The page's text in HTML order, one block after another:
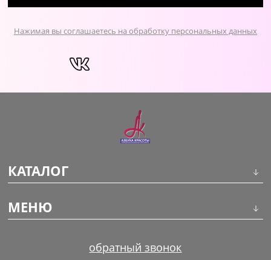
Нажимая вы соглашаетесь на обработку персональных данных
КАТАЛОГ
МЕНЮ
обратный звонок